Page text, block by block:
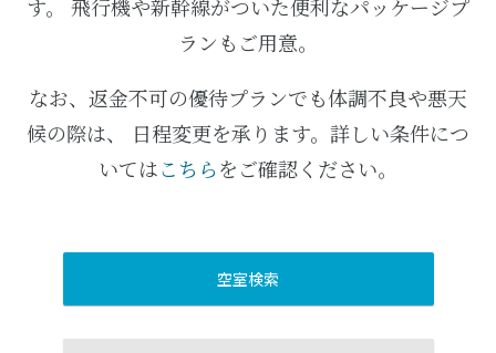
す。 飛行機や新幹線がついた便利なパッケージプ
ランもご用意。
なお、返金不可の優待プランでも体調不良や悪天
候の際は、 日程変更を承ります。詳しい条件につ
いてはこちらをご確認ください。
空室検索